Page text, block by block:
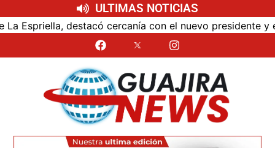
ULTIMAS NOTICIAS
con el nuevo presidente y espera resultados